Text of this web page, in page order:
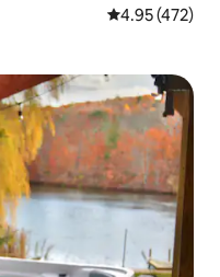
평점 4.95점(5
4.95 (472)